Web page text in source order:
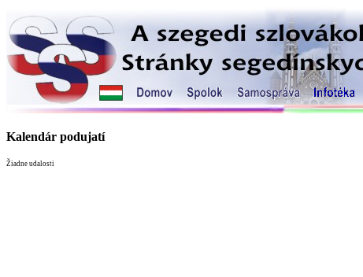
Kalendár podujatí
Žiadne udalosti